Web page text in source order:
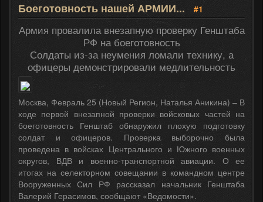
Боеготовность нашей АРМИИ... #1
Армия провалила внезапную проверку Генштаба
РФ на боеготовность
Солдаты из-за неумения ломали технику, а
офицеры демонстрировали медлительность
Москва, Февраль 25 (Новый Регион, Наталья Аникина) – В
ходе первой внезапной проверки войсковых частей на
боеготовность Генштаб обнаружил плохую подготовку
солдат и офицеров. Проверка выборочно была
проведена в войсках Центрального и Южного военных
округов, ВДВ и военно-транспортной авиации. О ее
итогах на селекторном совещании в командном центре
Вооруженных Сил РФ рассказал начальник Генштаба
Валерий Герасимов, сообщают «Ведомости».